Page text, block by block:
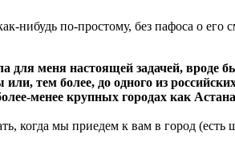
нибудь по-простому, без пафоса о его
для меня настоящей задачей, вроде
тем более, до одного из
менее крупных городах как
когда мы приедем к вам в город (есть